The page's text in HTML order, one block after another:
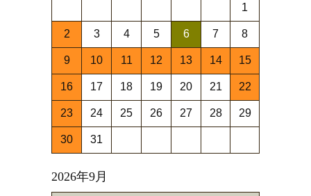
1
2 3 4 5 6 7 8
9 10 11 12 13 14 15
16 17 18 19 20 21 22
23 24 25 26 27 28 29
30 31
2026年9月